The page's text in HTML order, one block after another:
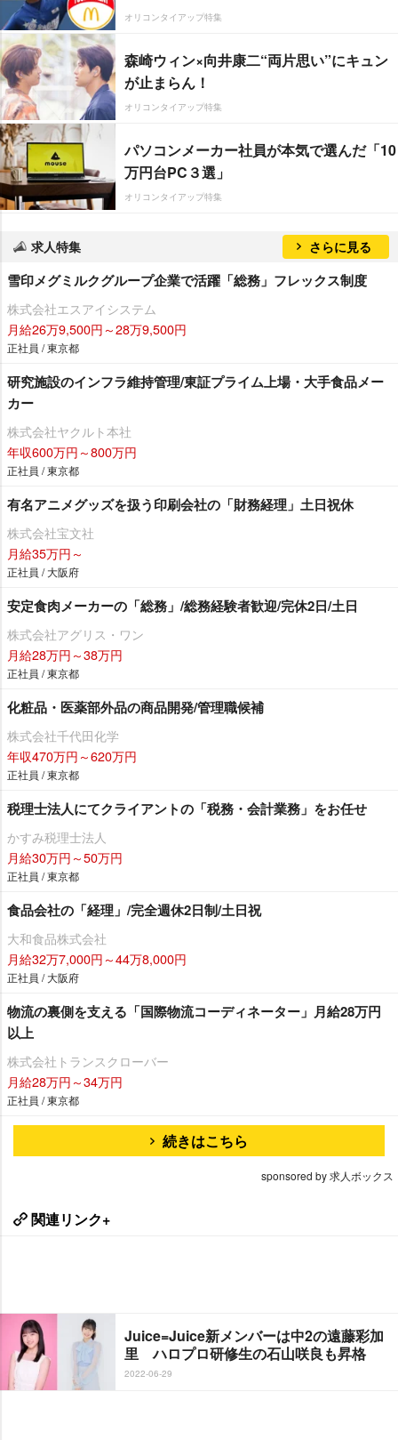
オリコンタイアップ特集
森崎ウィン×向井康二“両片思い”にキュン
が止まらん！
オリコンタイアップ特集
パソコンメーカー社員が本気で選んだ「10
万円台PC３選」
オリコンタイアップ特集
求人特集 さらに見る
雪印メグミルクグループ企業で活躍「総務」フレックス制度
株式会社エスアイシステム
月給26万9,500円～28万9,500円
正社員 / 東京都
研究施設のインフラ維持管理/東証プライム上場・大手食品メー
カー
株式会社ヤクルト本社
年収600万円～800万円
正社員 / 東京都
有名アニメグッズを扱う印刷会社の「財務経理」土日祝休
株式会社宝文社
月給35万円～
正社員 / 大阪府
安定食肉メーカーの「総務」/総務経験者歓迎/完休2日/土日
株式会社アグリス・ワン
月給28万円～38万円
正社員 / 東京都
化粧品・医薬部外品の商品開発/管理職候補
株式会社千代田化学
年収470万円～620万円
正社員 / 東京都
税理士法人にてクライアントの「税務・会計業務」をお任せ
かすみ税理士法人
月給30万円～50万円
正社員 / 東京都
食品会社の「経理」/完全週休2日制/土日祝
大和食品株式会社
月給32万7,000円～44万8,000円
正社員 / 大阪府
物流の裏側を支える「国際物流コーディネーター」月給28万円
以上
株式会社トランスクローバー
月給28万円～34万円
正社員 / 東京都
続きはこちら
sponsored by 求人ボックス
関連リンク+
Juice=Juice新メンバーは中2の遠藤彩加
里 ハロプロ研修生の石山咲良も昇格
2022-06-29